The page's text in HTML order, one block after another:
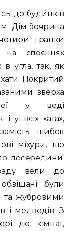
до будинків
Дім боярина
гранки
на споєннях
угла, так, як
Покритий
зверха
у воді
у всіх хатах,
шибок
міхури, що
досередини.
вели до
були
та жубровими
і медведів. З
до кімнат,